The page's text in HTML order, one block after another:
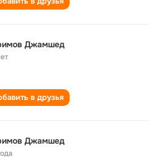
Джамшед
в друзья
Джамшед